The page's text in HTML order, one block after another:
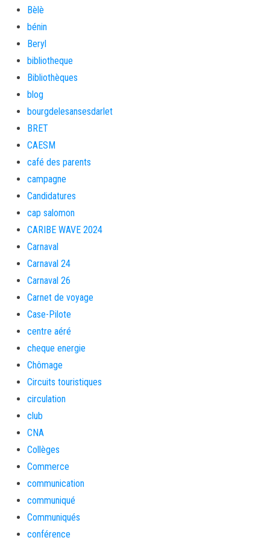
Bèlè
bénin
Beryl
bibliotheque
Bibliothèques
blog
bourgdelesansesdarlet
BRET
CAESM
café des parents
campagne
Candidatures
cap salomon
CARIBE WAVE 2024
Carnaval
Carnaval 24
Carnaval 26
Carnet de voyage
Case-Pilote
centre aéré
cheque energie
Chômage
Circuits touristiques
circulation
club
CNA
Collèges
Commerce
communication
communiqué
Communiqués
conférence